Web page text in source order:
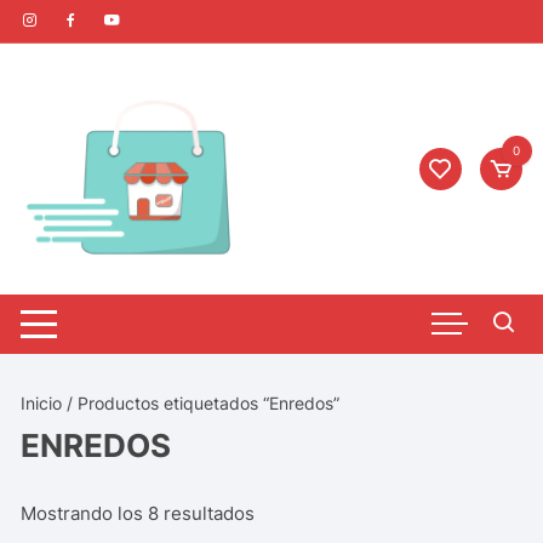
0
Inicio / Productos etiquetados “Enredos”
ENREDOS
Mostrando los 8 resultados